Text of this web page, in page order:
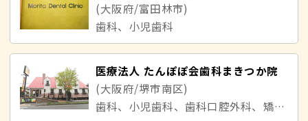
(大阪府/富田林市)
歯科、小児歯科
医療法人 たんぽぽ会歯科まきつか院
(大阪府/堺市南区)
歯科、小児歯科、歯科口腔外科、矯正歯科